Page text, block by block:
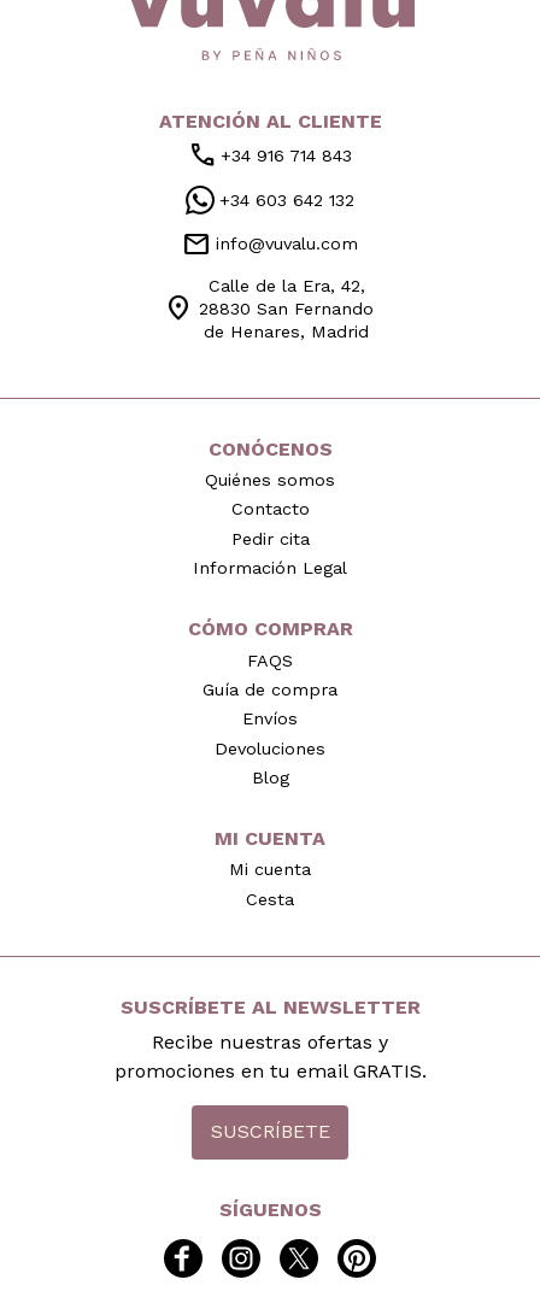
ATENCIÓN AL CLIENTE
call +34 916 714 843
+34 603 642 132
mail info@vuvalu.com
location_on
Calle de la Era, 42,
28830 San Fernando
de Henares, Madrid
CONÓCENOS
Quiénes somos
Contacto
Pedir cita
Información Legal
CÓMO COMPRAR
FAQS
Guía de compra
Envíos
Devoluciones
Blog
MI CUENTA
Mi cuenta
Cesta
SUSCRÍBETE AL NEWSLETTER
Recibe nuestras ofertas y
promociones en tu email GRATIS.
SUSCRÍBETE
SÍGUENOS
facebookinstagram
twitter